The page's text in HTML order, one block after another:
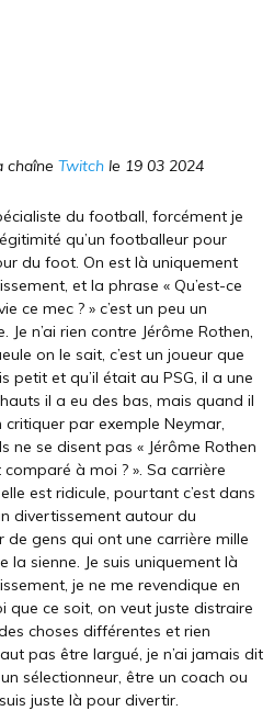
chaîne Twitch le 19 03 2024
du football, forcément je
qu’un footballeur pour
du foot. On est là uniquement
et la phrase « Qu’est-ce
ce mec ? » c’est un peu un
n’ai rien contre Jérôme Rothen,
on le sait, c’est un joueur que
petit et qu’il était au PSG, il a une
il a eu des bas, mais quand il
critiquer par exemple Neymar,
ne se disent pas « Jérôme Rothen
comparé à moi ? ». Sa carrière
est ridicule, pourtant c’est dans
divertissement autour du
gens qui ont une carrière mille
la sienne. Je suis uniquement là
je ne me revendique en
que ce soit, on veut juste distraire
choses différentes et rien
pas être largué, je n’ai jamais dit
sélectionneur, être un coach ou
juste là pour divertir.